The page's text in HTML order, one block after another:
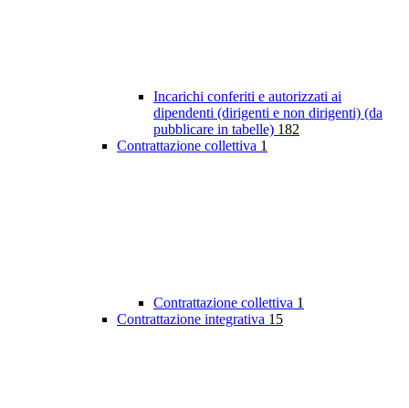
Incarichi conferiti e autorizzati ai
dipendenti (dirigenti e non dirigenti) (da
pubblicare in tabelle) 182
Contrattazione collettiva 1
Contrattazione collettiva 1
Contrattazione integrativa 15